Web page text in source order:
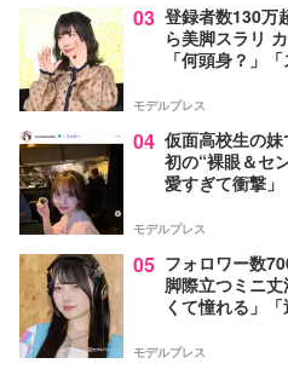
03 登録者数130万
ら美脚スラリ
「何頭身？」
モデルプレス
04 仮面高校生の
初の“裸眼＆セ
愛すぎて衝撃」
モデルプレス
05 フォロワー数
脚際立つミニ
くて憧れる」「
モデルプレス